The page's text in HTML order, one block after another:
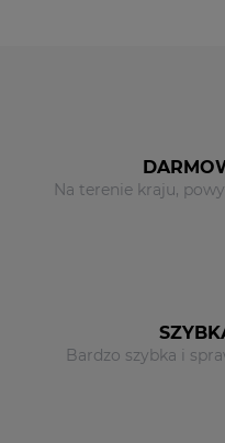
Na terenie kraju,
Bardzo szybka i